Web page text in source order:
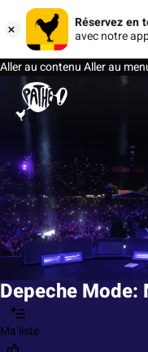
Réservez en
avec notre
Aller au contenuAller au
Depeche Mode:
Ma liste